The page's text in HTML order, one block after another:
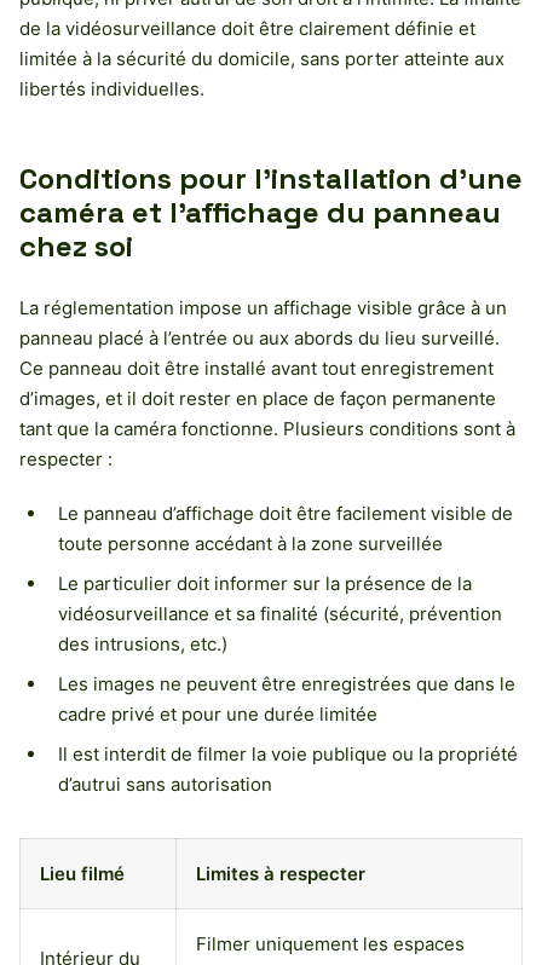
de la vidéosurveillance doit être clairement définie et
limitée à la sécurité du domicile, sans porter atteinte aux
libertés individuelles.
Conditions pour l’installation d’une
caméra et l’affichage du panneau
chez soi
La réglementation impose un affichage visible grâce à un
panneau placé à l’entrée ou aux abords du lieu surveillé.
Ce panneau doit être installé avant tout enregistrement
d’images, et il doit rester en place de façon permanente
tant que la caméra fonctionne. Plusieurs conditions sont à
respecter :
Le panneau d’affichage doit être facilement visible de
toute personne accédant à la zone surveillée
Le particulier doit informer sur la présence de la
vidéosurveillance et sa finalité (sécurité, prévention
des intrusions, etc.)
Les images ne peuvent être enregistrées que dans le
cadre privé et pour une durée limitée
Il est interdit de filmer la voie publique ou la propriété
d’autrui sans autorisation
Lieu filmé Limites à respecter
Intérieur du
Filmer uniquement les espaces